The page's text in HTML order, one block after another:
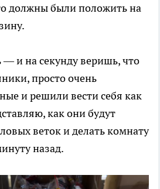
должны были положить на
и на секунду веришь, что
просто очень
и решили вести себя как
как они будут
веток и делать комнату
назад.